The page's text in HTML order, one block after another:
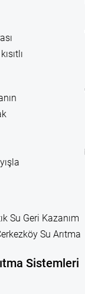
Su Geri Kazanım
Su Arıtma
Sistemleri